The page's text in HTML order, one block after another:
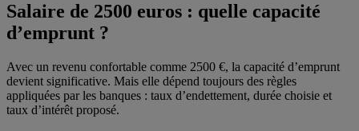
Salaire de 2500 euros : quelle capacité
d’emprunt ?
Avec un revenu confortable comme 2500 €, la capacité d’emprunt
devient significative. Mais elle dépend toujours des règles
appliquées par les banques : taux d’endettement, durée choisie et
taux d’intérêt proposé.